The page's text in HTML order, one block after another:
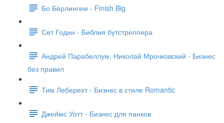
Бо Бёрлингем - Finish Big
Сет Годин - Библия бутстреппера
Андрей Парабеллум, Николай Мрочковский - Бизнес
без правил
Тим Леберехт - Бизнес в стиле Romantic
Джеймс Уотт - Бизнес для панков